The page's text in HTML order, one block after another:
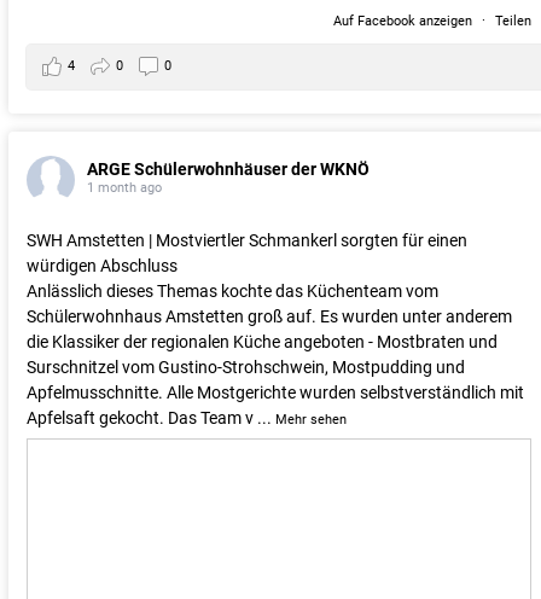
Auf Facebook anzeigen · Teilen
4 0 0
ARGE Schülerwohnhäuser der WKNÖ
1 month ago
SWH Amstetten | Mostviertler Schmankerl sorgten für einen
würdigen Abschluss
Anlässlich dieses Themas kochte das Küchenteam vom
Schülerwohnhaus Amstetten groß auf. Es wurden unter anderem
die Klassiker der regionalen Küche angeboten - Mostbraten und
Surschnitzel vom Gustino-Strohschwein, Mostpudding und
Apfelmusschnitte. Alle Mostgerichte wurden selbstverständlich mit
Apfelsaft gekocht. Das Team v ... Mehr sehen